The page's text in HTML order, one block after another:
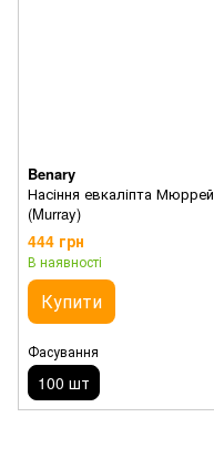
Benary
Насіння евкаліпта Мюррей
(Murray)
444 грн
В наявності
Купити
Фасування
100 шт